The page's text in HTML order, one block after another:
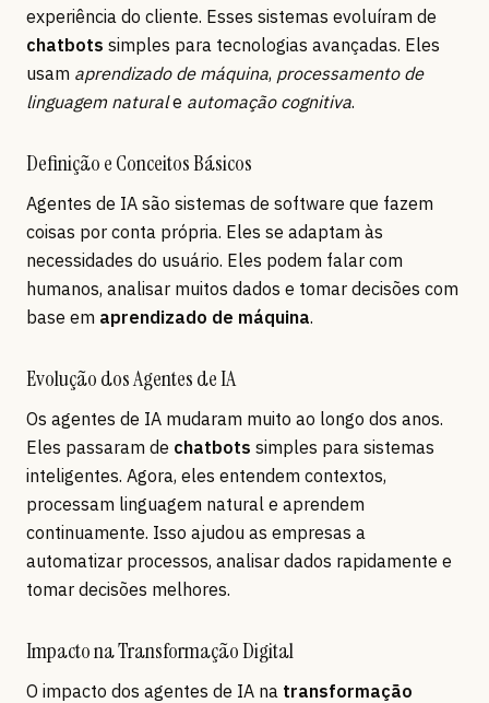
experiência do cliente. Esses sistemas evoluíram de
chatbots simples para tecnologias avançadas. Eles
usam aprendizado de máquina, processamento de
linguagem naturale automação cognitiva.
Definição e Conceitos Básicos
Agentes de IA são sistemas de software que fazem
coisas por conta própria. Eles se adaptam às
necessidades do usuário. Eles podem falar com
humanos, analisar muitos dados e tomar decisões com
base em aprendizado de máquina.
Evolução dos Agentes de IA
Os agentes de IA mudaram muito ao longo dos anos.
Eles passaram de chatbots simples para sistemas
inteligentes. Agora, eles entendem contextos,
processam linguagem natural e aprendem
continuamente. Isso ajudou as empresas a
automatizar processos, analisar dados rapidamente e
tomar decisões melhores.
Impacto na Transformação Digital
O impacto dos agentes de IA na transformação